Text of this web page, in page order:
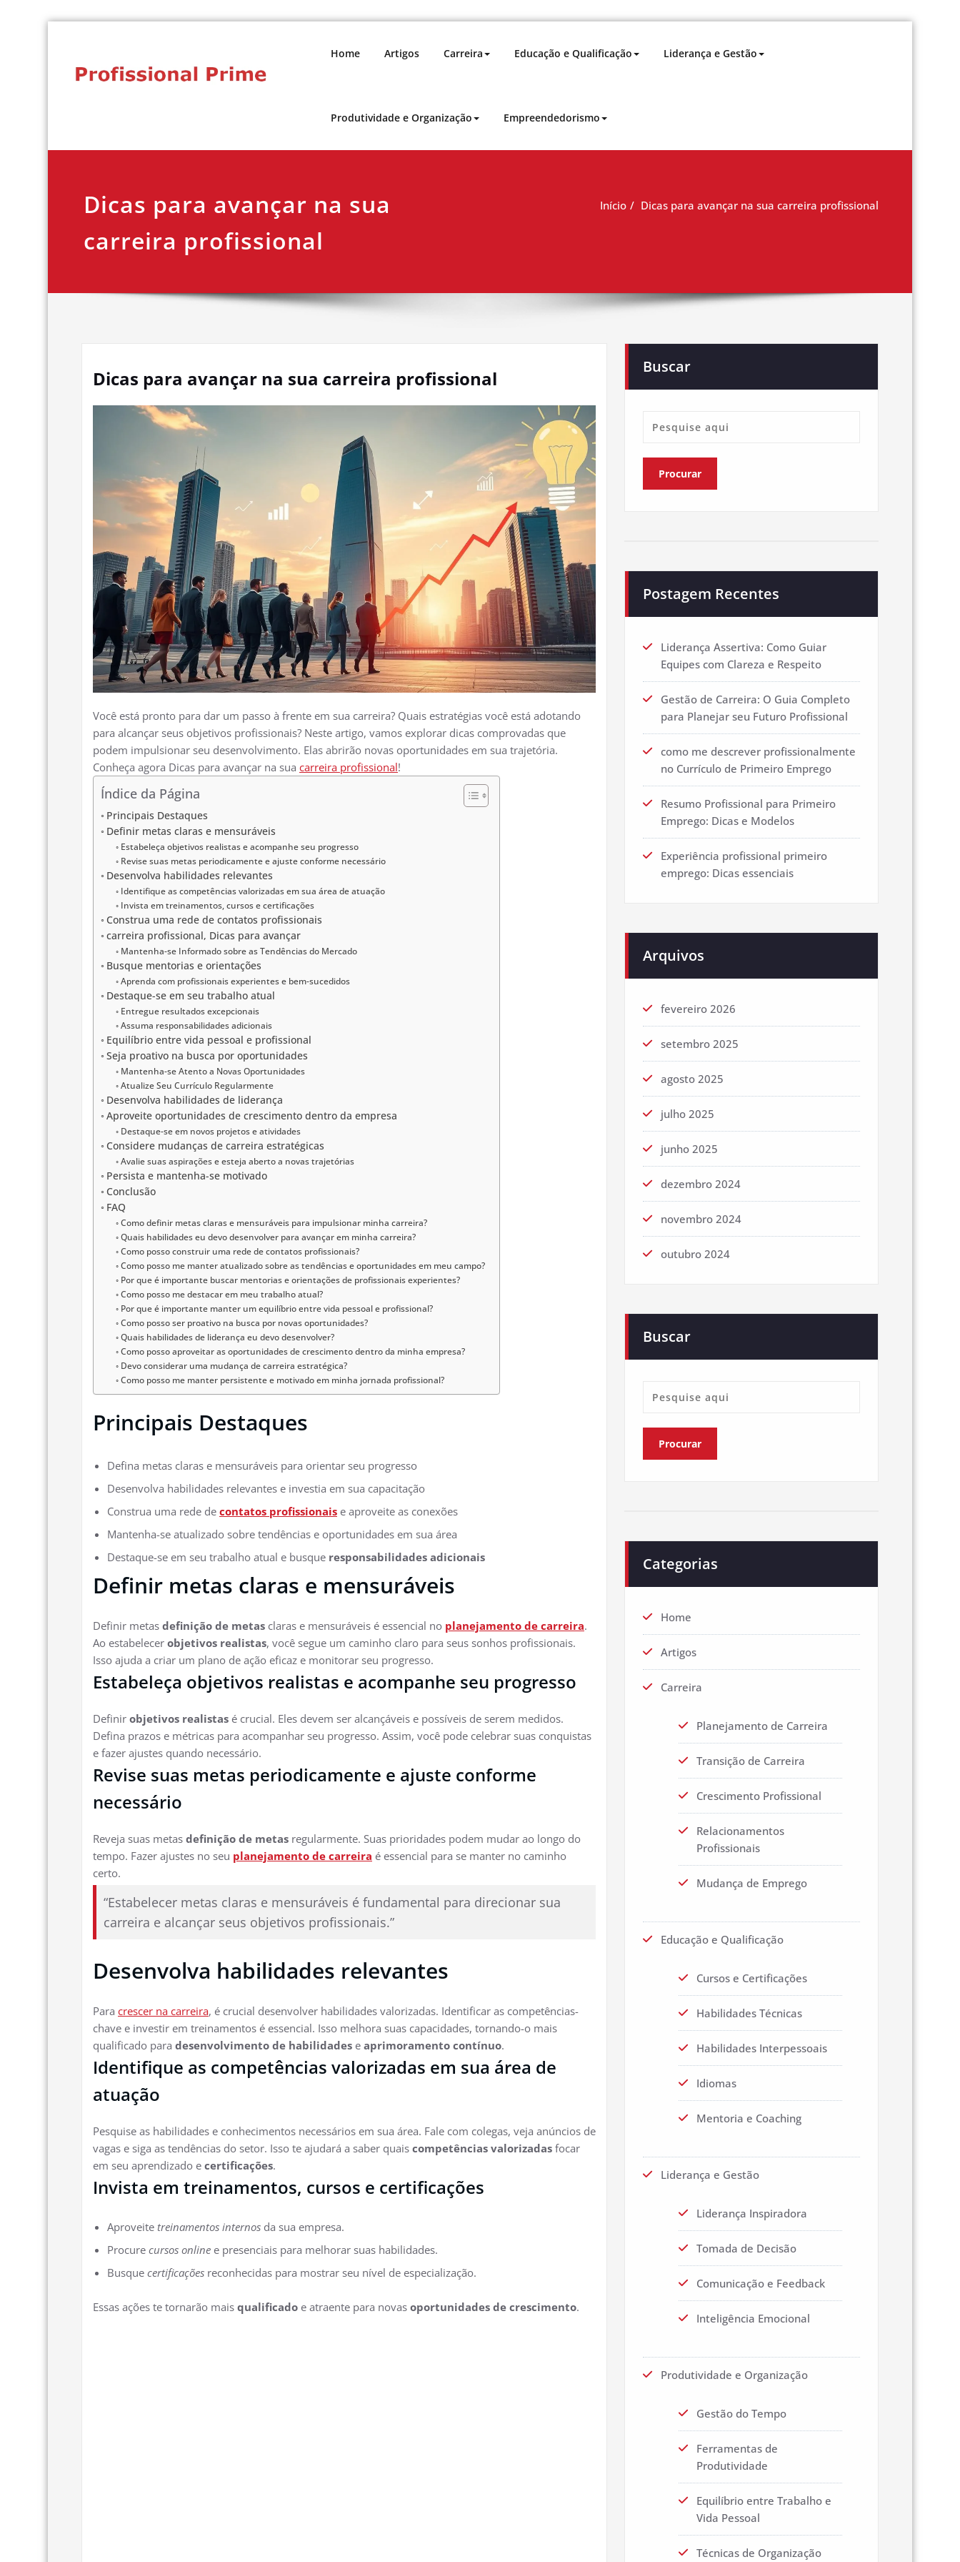
content
Desenvolvimento profissional, liderança e produtividade para impulsionar sua carreira.
Home Artigos Carreira Educação e Qualificação Liderança e Gestão
Produtividade e Organização Empreendedorismo
Dicas para avançar na sua
carreira profissional
Início Dicas para avançar na sua carreira profissional
Dicas para avançar na sua carreira profissional
Você está pronto para dar um passo à frente em sua carreira? Quais estratégias você está adotando
para alcançar seus objetivos profissionais? Neste artigo, vamos explorar dicas comprovadas que
podem impulsionar seu desenvolvimento. Elas abrirão novas oportunidades em sua trajetória.
Conheça agora Dicas para avançar na sua carreira profissional!
Índice da Página
Principais Destaques
Definir metas claras e mensuráveis
Estabeleça objetivos realistas e acompanhe seu progresso
Revise suas metas periodicamente e ajuste conforme necessário
Desenvolva habilidades relevantes
Identifique as competências valorizadas em sua área de atuação
Invista em treinamentos, cursos e certificações
Construa uma rede de contatos profissionais
carreira profissional, Dicas para avançar
Mantenha-se Informado sobre as Tendências do Mercado
Busque mentorias e orientações
Aprenda com profissionais experientes e bem-sucedidos
Destaque-se em seu trabalho atual
Entregue resultados excepcionais
Assuma responsabilidades adicionais
Equilíbrio entre vida pessoal e profissional
Seja proativo na busca por oportunidades
Mantenha-se Atento a Novas Oportunidades
Atualize Seu Currículo Regularmente
Desenvolva habilidades de liderança
Aproveite oportunidades de crescimento dentro da empresa
Destaque-se em novos projetos e atividades
Considere mudanças de carreira estratégicas
Avalie suas aspirações e esteja aberto a novas trajetórias
Persista e mantenha-se motivado
Conclusão
FAQ
Como definir metas claras e mensuráveis para impulsionar minha carreira?
Quais habilidades eu devo desenvolver para avançar em minha carreira?
Como posso construir uma rede de contatos profissionais?
Como posso me manter atualizado sobre as tendências e oportunidades em meu campo?
Por que é importante buscar mentorias e orientações de profissionais experientes?
Como posso me destacar em meu trabalho atual?
Por que é importante manter um equilíbrio entre vida pessoal e profissional?
Como posso ser proativo na busca por novas oportunidades?
Quais habilidades de liderança eu devo desenvolver?
Como posso aproveitar as oportunidades de crescimento dentro da minha empresa?
Devo considerar uma mudança de carreira estratégica?
Como posso me manter persistente e motivado em minha jornada profissional?
Principais Destaques
Defina metas claras e mensuráveis para orientar seu progresso
Desenvolva habilidades relevantes e investia em sua capacitação
Construa uma rede de contatos profissionais e aproveite as conexões
Mantenha-se atualizado sobre tendências e oportunidades em sua área
Destaque-se em seu trabalho atual e busque responsabilidades adicionais
Definir metas claras e mensuráveis
Definir metas definição de metas claras e mensuráveis é essencial no planejamento de carreira.
Ao estabelecer objetivos realistas, você segue um caminho claro para seus sonhos profissionais.
Isso ajuda a criar um plano de ação eficaz e monitorar seu progresso.
Estabeleça objetivos realistas e acompanhe seu progresso
Definir objetivos realistas é crucial. Eles devem ser alcançáveis e possíveis de serem medidos.
Defina prazos e métricas para acompanhar seu progresso. Assim, você pode celebrar suas conquistas
e fazer ajustes quando necessário.
Revise suas metas periodicamente e ajuste conforme
necessário
Reveja suas metas definição de metas regularmente. Suas prioridades podem mudar ao longo do
tempo. Fazer ajustes no seu planejamento de carreira é essencial para se manter no caminho
certo.
“Estabelecer metas claras e mensuráveis é fundamental para direcionar sua
carreira e alcançar seus objetivos profissionais.”
Desenvolva habilidades relevantes
Para crescer na carreira, é crucial desenvolver habilidades valorizadas. Identificar as competências-
chave e investir em treinamentos é essencial. Isso melhora suas capacidades, tornando-o mais
qualificado para desenvolvimento de habilidades e aprimoramento contínuo.
Identifique as competências valorizadas em sua área de
atuação
Pesquise as habilidades e conhecimentos necessários em sua área. Fale com colegas, veja anúncios de
vagas e siga as tendências do setor. Isso te ajudará a saber quais competências valorizadas focar
em seu aprendizado e certificações.
Invista em treinamentos, cursos e certificações
Aproveite treinamentos internos da sua empresa.
Procure cursos online e presenciais para melhorar suas habilidades.
Busque certificações reconhecidas para mostrar seu nível de especialização.
Essas ações te tornarão mais qualificado e atraente para novas oportunidades de crescimento.
Buscar
Postagem Recentes
Liderança Assertiva: Como Guiar
Equipes com Clareza e Respeito
Gestão de Carreira: O Guia Completo
para Planejar seu Futuro Profissional
como me descrever profissionalmente
no Currículo de Primeiro Emprego
Resumo Profissional para Primeiro
Emprego: Dicas e Modelos
Experiência profissional primeiro
emprego: Dicas essenciais
Arquivos
fevereiro 2026
setembro 2025
agosto 2025
julho 2025
junho 2025
dezembro 2024
novembro 2024
outubro 2024
Buscar
Categorias
Home
Artigos
Carreira
Planejamento de Carreira
Transição de Carreira
Crescimento Profissional
Relacionamentos
Profissionais
Mudança de Emprego
Educação e Qualificação
Cursos e Certificações
Habilidades Técnicas
Habilidades Interpessoais
Idiomas
Mentoria e Coaching
Liderança e Gestão
Liderança Inspiradora
Tomada de Decisão
Comunicação e Feedback
Inteligência Emocional
Produtividade e Organização
Gestão do Tempo
Ferramentas de
Produtividade
Equilíbrio entre Trabalho e
Vida Pessoal
Técnicas de Organização